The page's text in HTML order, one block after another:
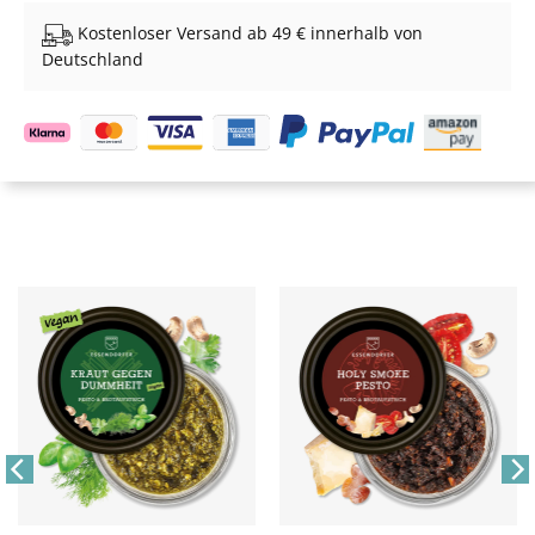
Kostenloser Versand ab 49 € innerhalb von
Deutschland